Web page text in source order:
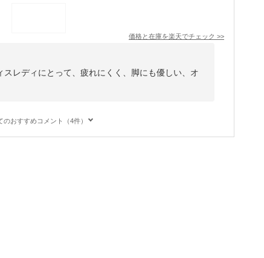
価格と在庫を楽天でチェック >>
レディにとって、疲れにくく、脚にも優しい、オ
のおすすめコメント（4件）